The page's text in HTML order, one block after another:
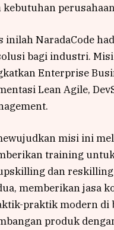
kebutuhan
inilah NaradaCode
bagi industri. Misi
Enterprise
Lean Agile,
misi ini
training
dan
memberikan jasa
praktik modern di
produk